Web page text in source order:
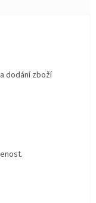
dodání zboží